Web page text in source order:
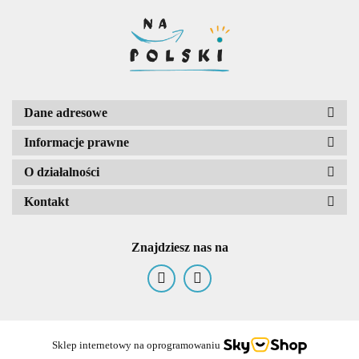
Dane adresowe
Informacje prawne
O działalności
Kontakt
Znajdziesz nas na
Sklep internetowy na oprogramowaniu